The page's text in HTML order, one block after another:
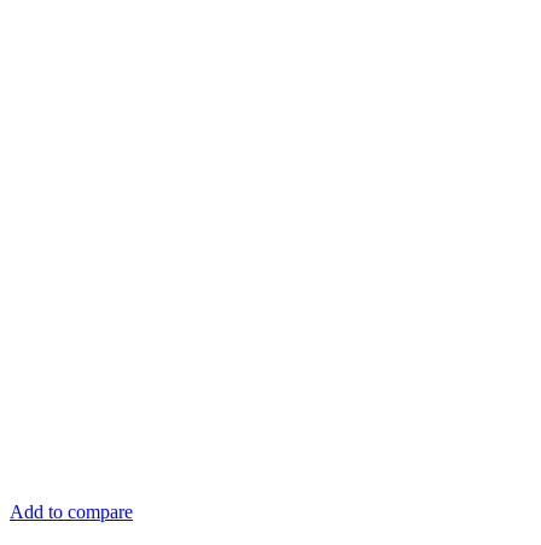
Add to compare